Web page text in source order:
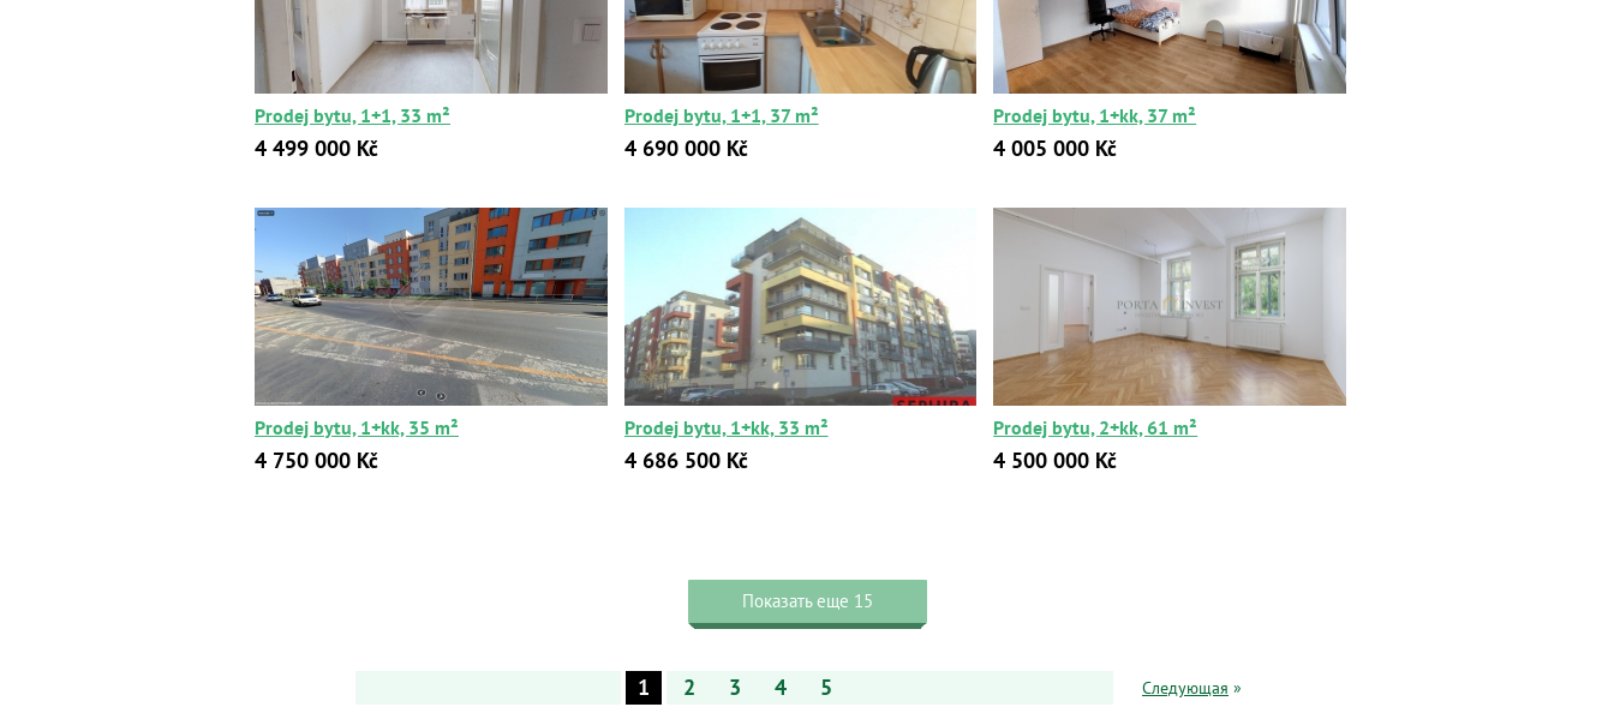
Prodej bytu, 1+1, 33 m²
4 499 000 Kč
Prodej bytu, 1+1, 37 m²
4 690 000 Kč
Prodej bytu, 1+kk, 37 m²
4 005 000 Kč
Prodej bytu, 1+kk, 35 m²
4 750 000 Kč
Prodej bytu, 1+kk, 33 m²
4 686 500 Kč
Prodej bytu, 2+kk, 61 m²
4 500 000 Kč
Показать еще 15
1 2 3 4 5 Следующая »